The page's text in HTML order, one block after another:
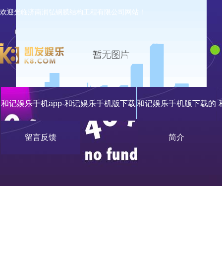
欢迎光临济南润弘钢膜结构工程有限公司网站！
和记娱乐手机app-和记娱乐手机版下载和记娱乐手机版下载的
简介
留言反馈